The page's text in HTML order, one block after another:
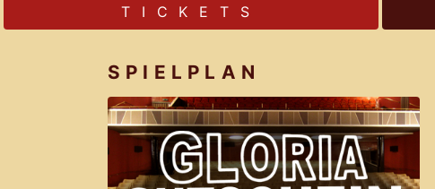
TICKETS
SPIELPLAN